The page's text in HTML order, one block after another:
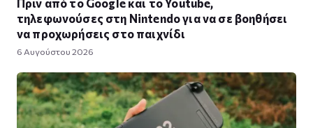
Πριν από το Google και το Youtube,
τηλεφωνούσες στη Nintendo για να σε βοηθήσει
να προχωρήσεις στο παιχνίδι
6 Αυγούστου 2026